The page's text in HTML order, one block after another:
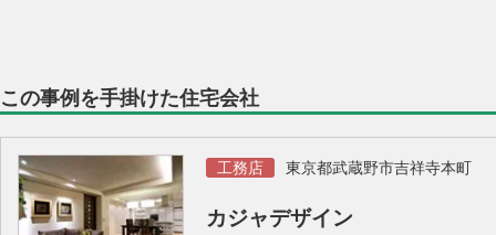
この事例を手掛けた住宅会社
工務店 東京都武蔵野市吉祥寺本町
カジャデザイン